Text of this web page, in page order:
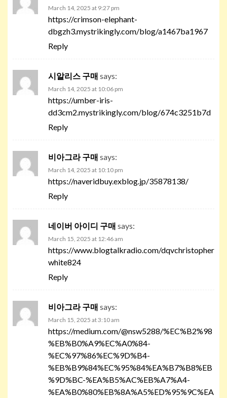
March 14, 2025 at 9:27 pm
https://crimson-elephant-
dbgzh3.mystrikingly.com/blog/a1467ba1967
Reply
시알리스 구매 says:
March 14, 2025 at 10:06 pm
https://umber-iris-
dd3cm2.mystrikingly.com/blog/674c3251b7d
Reply
비아그라 구매 says:
March 14, 2025 at 10:10 pm
https://naveridbuy.exblog.jp/35878138/
Reply
네이버 아이디 구매 says:
March 15, 2025 at 12:46 am
https://www.blogtalkradio.com/dqvchristopher
white824
Reply
비아그라 구매 says:
March 15, 2025 at 3:10 am
https://medium.com/@nsw5288/%EC%B2%98
%EB%B0%A9%EC%A0%84-
%EC%97%86%EC%9D%B4-
%EB%B9%84%EC%95%84%EA%B7%B8%EB
%9D%BC-%EA%B5%AC%EB%A7%A4-
%EA%B0%80%EB%8A%A5%ED%95%9C%EA